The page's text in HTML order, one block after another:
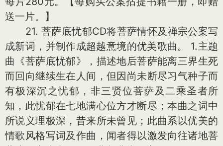
送一片。】
21. 菩萨底忧郁CD将菩萨情怀及禅宗公案写
成新词，并制作成超越意境的优美歌曲。 1.主题
曲《菩萨底忧郁》，描述地后菩萨能离三界生死
而回向继续生在人间，但因尚未断尽习气种子而
有极深沉之忧郁，非三贤位菩萨及二乘圣者所
知，此忧郁在七地满心位方才断尽；本曲之词中
所说义理极深，昔来所未曾见；此曲系以优美的
情歌风格写词及作曲，闻者得以激发向往诸地菩